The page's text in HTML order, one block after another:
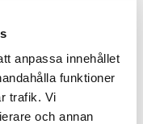
anpassa innehållet
funktioner
trafik. Vi
och annan